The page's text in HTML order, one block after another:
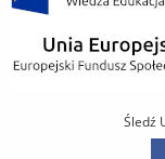
Śledź